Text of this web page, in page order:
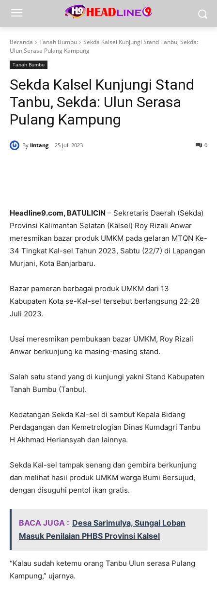
Beranda Tanah Bumbu
Sekda Kalsel Kunjungi Stand Tanbu, Sekda:
Ulun Serasa Pulang Kampung
Tanah Bumbu
Sekda Kalsel Kunjungi Stand
Tanbu, Sekda: Ulun Serasa
Pulang Kampung
By lintang 25 Juli 2023 0
Headline9.com, BATULICIN – Sekretaris Daerah (Sekda)
Provinsi Kalimantan Selatan (Kalsel) Roy Rizali Anwar
meresmikan bazar produk UMKM pada gelaran MTQN Ke-
34 Tingkat Kal-sel Tahun 2023, Sabtu (22/7) di Lapangan
Murjani, Kota Banjarbaru.
Bazar pameran berbagai produk UMKM dari 13
Kabupaten Kota se-Kal-sel tersebut berlangsung 22-28
Juli 2023.
Usai meresmikan pembukaan bazar UMKM, Roy Rizali
Anwar berkunjung ke masing-masing stand.
Salah satu stand yang di kunjungi yakni Stand Kabupaten
Tanah Bumbu (Tanbu).
Kedatangan Sekda Kal-sel di sambut Kepala Bidang
Perdagangan dan Kemetrologian Dinas Kumdagri Tanbu
H Akhmad Heriansyah dan lainnya.
Sekda Kal-sel tampak senang dan gembira berkunjung
dan melihat hasil produk UMKM warga Bumi Bersujud,
dengan disuguhi pentol ikan gratis.
BACA JUGA : Desa Sarimulya, Sungai Loban
Masuk Penilaian PHBS Provinsi Kalsel
“Kalau sudah ketemu orang Tanbu Ulun serasa Pulang
Kampung,” ujarnya.